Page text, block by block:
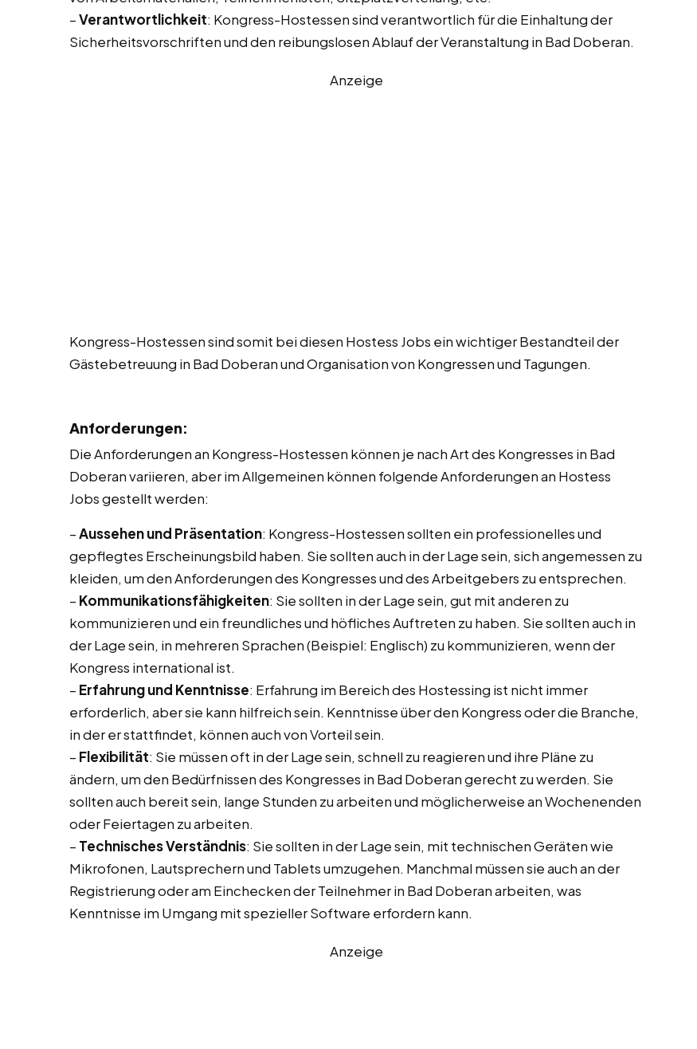
–Verantwortlichkeit: Kongress-Hostessen sind verantwortlich für die Einhaltung der
Sicherheitsvorschriften und den reibungslosen Ablauf der Veranstaltung in Bad Doberan.
Anzeige
Kongress-Hostessen sind somit bei diesen Hostess Jobs ein wichtiger Bestandteil der
Gästebetreuung in Bad Doberan und Organisation von Kongressen und Tagungen.
Anforderungen:
Die Anforderungen an Kongress-Hostessen können je nach Art des Kongresses in Bad
Doberan variieren, aber im Allgemeinen können folgende Anforderungen an Hostess
Jobs gestellt werden:
–Aussehen und Präsentation: Kongress-Hostessen sollten ein professionelles und
gepflegtes Erscheinungsbild haben. Sie sollten auch in der Lage sein, sich angemessen zu
kleiden, um den Anforderungen des Kongresses und des Arbeitgebers zu entsprechen.
– Kommunikationsfähigkeiten: Sie sollten in der Lage sein, gut mit anderen zu
kommunizieren und ein freundliches und höfliches Auftreten zu haben. Sie sollten auch in
der Lage sein, in mehreren Sprachen (Beispiel: Englisch) zu kommunizieren, wenn der
Kongress international ist.
– Erfahrung und Kenntnisse: Erfahrung im Bereich des Hostessing ist nicht immer
erforderlich, aber sie kann hilfreich sein. Kenntnisse über den Kongress oder die Branche,
in der er stattfindet, können auch von Vorteil sein.
– Flexibilität: Sie müssen oft in der Lage sein, schnell zu reagieren und ihre Pläne zu
ändern, um den Bedürfnissen des Kongresses in Bad Doberan gerecht zu werden. Sie
sollten auch bereit sein, lange Stunden zu arbeiten und möglicherweise an Wochenenden
oder Feiertagen zu arbeiten.
– Technisches Verständnis: Sie sollten in der Lage sein, mit technischen Geräten wie
Mikrofonen, Lautsprechern und Tablets umzugehen. Manchmal müssen sie auch an der
Registrierung oder am Einchecken der Teilnehmer in Bad Doberan arbeiten, was
Kenntnisse im Umgang mit spezieller Software erfordern kann.
Anzeige